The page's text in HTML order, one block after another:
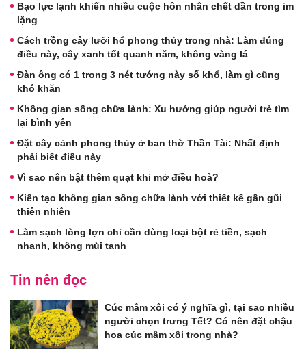
Bạo lực lạnh khiến nhiều cuộc hôn nhân chết dần trong im
lặng
Cách trồng cây lưỡi hổ phong thủy trong nhà: Làm đúng
điều này, cây xanh tốt quanh năm, không vàng lá
Đàn ông có 1 trong 3 nét tướng này số khổ, làm gì cũng
khó khăn
Không gian sống chữa lành: Xu hướng giúp người trẻ tìm
lại bình yên
Đặt cây cảnh phong thủy ở ban thờ Thần Tài: Nhất định
phải biết điều này
Vì sao nên bật thêm quạt khi mở điều hoà?
Kiến tạo không gian sống chữa lành với thiết kế gần gũi
thiên nhiên
Làm sạch lòng lợn chỉ cần dùng loại bột rẻ tiền, sạch
nhanh, không mùi tanh
Tin nên đọc
Cúc mâm xôi có ý nghĩa gì, tại sao nhiều
người chọn trưng Tết? Có nên đặt chậu
hoa cúc mâm xôi trong nhà?